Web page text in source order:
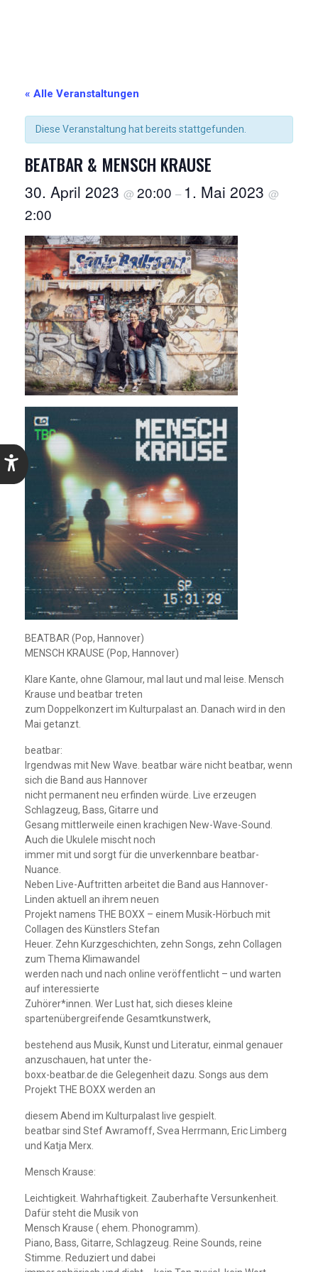
« Alle Veranstaltungen
Diese Veranstaltung hat bereits stattgefunden.
BEATBAR & MENSCH KRAUSE
30. April 2023 @ 20:00 – 1. Mai 2023 @
2:00
BEATBAR (Pop, Hannover)
MENSCH KRAUSE (Pop, Hannover)
Klare Kante, ohne Glamour, mal laut und mal leise. Mensch
Krause und beatbar treten
zum Doppelkonzert im Kulturpalast an. Danach wird in den
Mai getanzt.
beatbar:
Irgendwas mit New Wave. beatbar wäre nicht beatbar, wenn
sich die Band aus Hannover
nicht permanent neu erfinden würde. Live erzeugen
Schlagzeug, Bass, Gitarre und
Gesang mittlerweile einen krachigen New-Wave-Sound.
Auch die Ukulele mischt noch
immer mit und sorgt für die unverkennbare beatbar-
Nuance.
Neben Live-Auftritten arbeitet die Band aus Hannover-
Linden aktuell an ihrem neuen
Projekt namens THE BOXX – einem Musik-Hörbuch mit
Collagen des Künstlers Stefan
Heuer. Zehn Kurzgeschichten, zehn Songs, zehn Collagen
zum Thema Klimawandel
werden nach und nach online veröffentlicht – und warten
auf interessierte
Zuhörer*innen. Wer Lust hat, sich dieses kleine
spartenübergreifende Gesamtkunstwerk,
bestehend aus Musik, Kunst und Literatur, einmal genauer
anzuschauen, hat unter the-
boxx-beatbar.de die Gelegenheit dazu. Songs aus dem
Projekt THE BOXX werden an
diesem Abend im Kulturpalast live gespielt.
beatbar sind Stef Awramoff, Svea Herrmann, Eric Limberg
und Katja Merx.
Mensch Krause:
Leichtigkeit. Wahrhaftigkeit. Zauberhafte Versunkenheit.
Dafür steht die Musik von
Mensch Krause ( ehem. Phonogramm).
Piano, Bass, Gitarre, Schlagzeug. Reine Sounds, reine
Stimme. Reduziert und dabei